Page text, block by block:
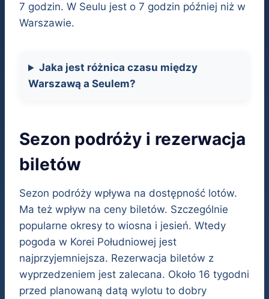
7 godzin. W Seulu jest o 7 godzin później niż w
Warszawie.
Jaka jest różnica czasu między
Warszawą a Seulem?
Sezon podróży i rezerwacja
biletów
Sezon podróży wpływa na dostępność lotów.
Ma też wpływ na ceny biletów. Szczególnie
popularne okresy to wiosna i jesień. Wtedy
pogoda w Korei Południowej jest
najprzyjemniejsza. Rezerwacja biletów z
wyprzedzeniem jest zalecana. Około 16 tygodni
przed planowaną datą wylotu to dobry